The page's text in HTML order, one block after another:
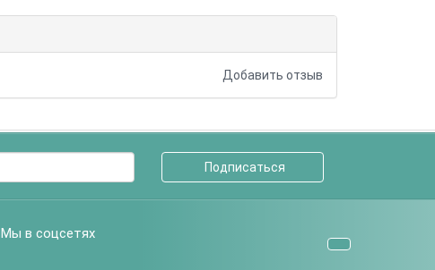
Добавить отзыв
Подписаться
Мы в соцсетях